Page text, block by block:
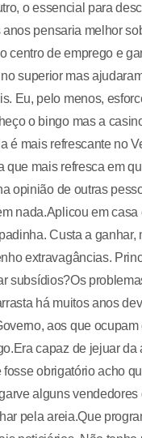
o essencial para
pensaria melhor
centro de emprego e
superior mas
Eu, pelo menos,
o bingo mas a
é mais refrescante no
que mais refresca em
opinião de outras
nada.Aplicou em casa
Custa a ganhar,
extravagâncias.
subsídios?Os
há muitos anos
aos que ocupam
capaz de jejuar da
obrigatório acho
alguns
pela areia.Que